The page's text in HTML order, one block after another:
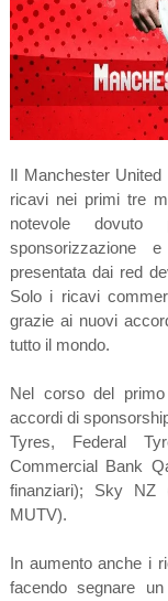
Il Manchester
ricavi nei primi tre
notevole dovuto
sponsorizzazione
presentata dai red
Solo i ricavi
grazie ai nuovi
tutto il mondo.
Nel corso del
accordi di
Tyres, Federal
Commercial Bank
finanziari); Sky NZ
MUTV).
In aumento anche i
facendo segnare